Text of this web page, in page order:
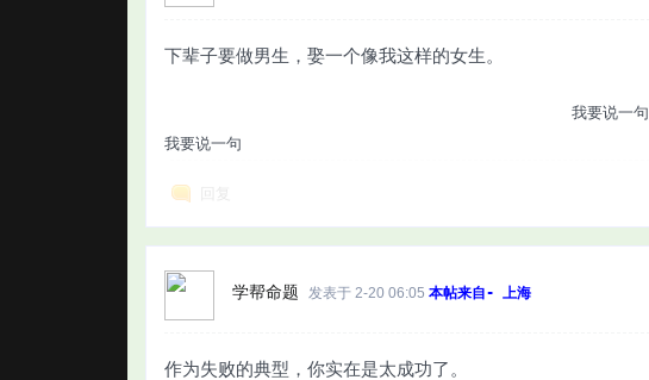
下辈子要做男生，娶一个像我这样的女生。
我要说一句
我要说一句
学帮命题 发表于 2-20 06:05 本帖来自- 上海
作为失败的典型，你实在是太成功了。